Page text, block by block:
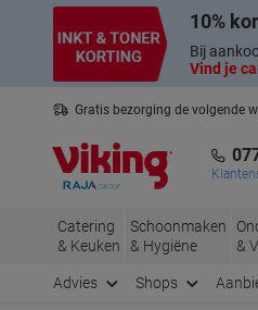
10%
Bij
Vind je
Gratis bezorging de volgende
Catering
& Keuken
Schoonmaken
& Hygiëne
&
Advies Shops